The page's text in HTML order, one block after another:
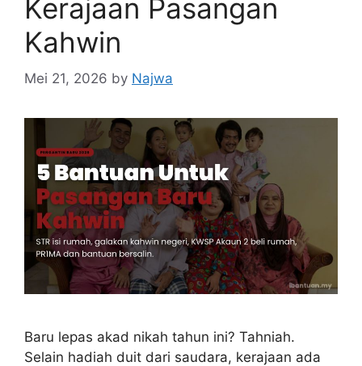
Kerajaan Pasangan
Kahwin
Mei 21, 2026 by Najwa
Baru lepas akad nikah tahun ini? Tahniah.
Selain hadiah duit dari saudara, kerajaan ada